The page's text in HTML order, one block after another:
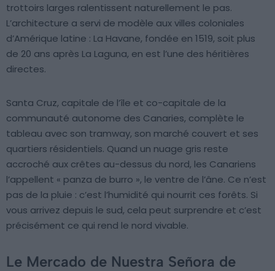
trottoirs larges ralentissent naturellement le pas.
L’architecture a servi de modèle aux villes coloniales
d’Amérique latine : La Havane, fondée en 1519, soit plus
de 20 ans après La Laguna, en est l’une des héritières
directes.
Santa Cruz, capitale de l’île et co-capitale de la
communauté autonome des Canaries, complète le
tableau avec son tramway, son marché couvert et ses
quartiers résidentiels. Quand un nuage gris reste
accroché aux crêtes au-dessus du nord, les Canariens
l’appellent « panza de burro », le ventre de l’âne. Ce n’est
pas de la pluie : c’est l’humidité qui nourrit ces forêts. Si
vous arrivez depuis le sud, cela peut surprendre et c’est
précisément ce qui rend le nord vivable.
Le Mercado de Nuestra Señora de